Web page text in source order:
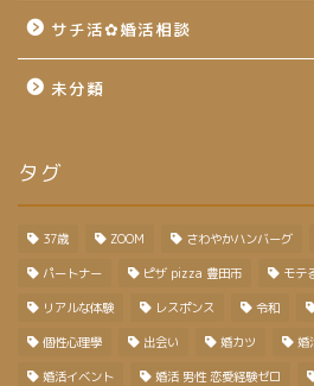
サチ活✿婚活相談
未分類
タグ
37歳 ZOOM さわやかハンバーグ
パートナー ピザ pizza 豊田市 モテ
リアルな体験 レスポンス 令和
個性心理學 出会い 婚カツ 婚
婚活イベント 婚活 男性 恋愛経験ゼロ